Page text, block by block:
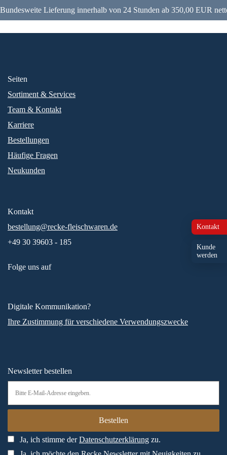
Bundesweite Lieferung innerhalb von 24 Stunden ab 350,00 EUR
Kontakt
Kunde
werden
Seiten
Sortiment & Services
Team & Kontakt
Karriere
Bestellungen
Häufige Fragen
Neukunden
Kontakt
bestellung@recke-fleischwaren.de
+49 30 39603 - 185
Folge uns auf
Digitale Kommunikation?
Ihre Zustimmung für verschiedene Verwendungszwecke
Newsletter bestellen
Ja, ich stimme derDatenschutzerklärung zu.